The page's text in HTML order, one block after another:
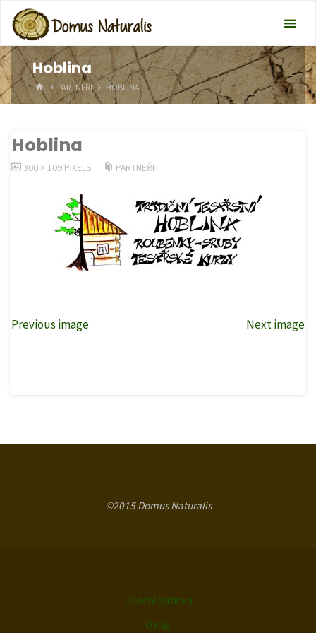
Hoblina
HOME
PARTNEŘI HOBLINA
Hoblina
FULL300 × 109 PIXELS PARTNEŘI
Previous image Next image
©2015 Domus Naturalis
Úvodní stránka
O nás